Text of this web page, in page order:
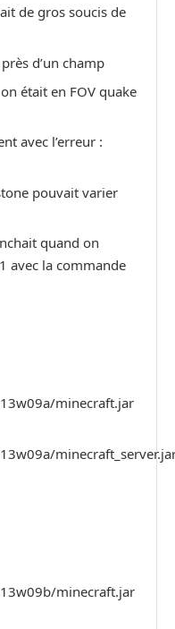
de gros soucis de
d’un champ
était en FOV quake
avec l’erreur :
pouvait varier
quand on
avec la commande
minecraft.jar
minecraft.jar